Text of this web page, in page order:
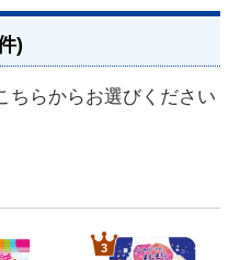
)
ちらからお選びください
3